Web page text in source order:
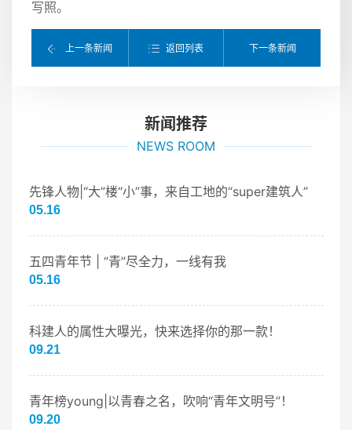
写照。
上一条新闻 返回列表 下一条新闻
新闻推荐
NEWS ROOM
先锋人物|“大”楼“小”事，来自工地的“super建筑人”
05.16
五四青年节 | “青”尽全力，一线有我
05.16
科建人的属性大曝光，快来选择你的那一款！
09.21
青年榜young|以青春之名，吹响“青年文明号”！
09.20